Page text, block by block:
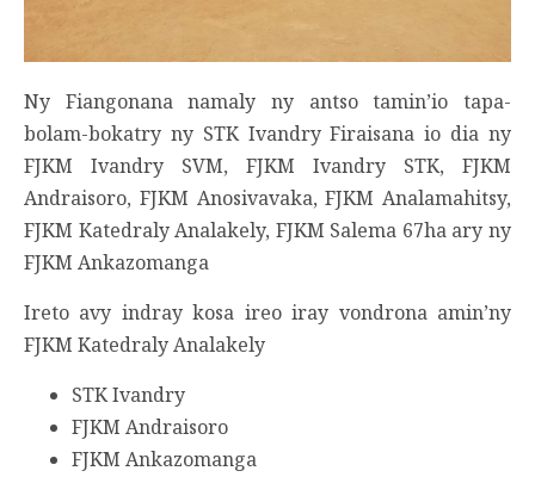
Ny Fiangonana namaly ny antso tamin’io tapa-
bolam-bokatry ny STK Ivandry Firaisana io dia ny
FJKM Ivandry SVM, FJKM Ivandry STK, FJKM
Andraisoro, FJKM Anosivavaka, FJKM Analamahitsy,
FJKM Katedraly Analakely, FJKM Salema 67ha ary ny
FJKM Ankazomanga
Ireto avy indray kosa ireo iray vondrona amin’ny
FJKM Katedraly Analakely
STK Ivandry
FJKM Andraisoro
FJKM Ankazomanga